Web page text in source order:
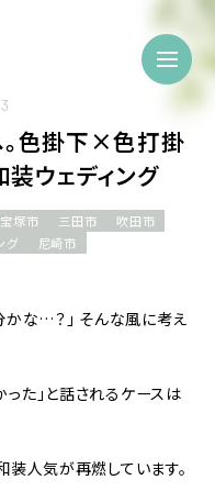
。色掛下×色打掛
装ウェディング
宝塚市 三田市
吹田市
グ 尼崎市
かな…？」 そんな風に考え
た」と話されるケースは
人気が再燃しています。